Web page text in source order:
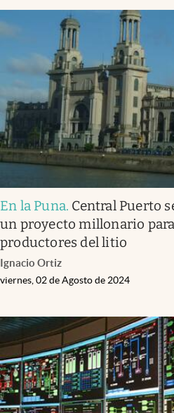
En la Puna. Central Puerto
un proyecto millonario
productores del litio
Ignacio Ortiz
viernes, 02 de Agosto de 2024